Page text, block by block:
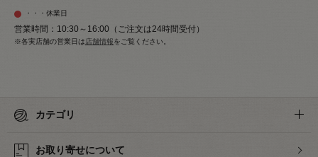
・・・休業日
営業時間：10:30～16:00（ご注文は24時間受付）
※各実店舗の営業日は店舗情報をご覧ください。
カテゴリ
お取り寄せについて